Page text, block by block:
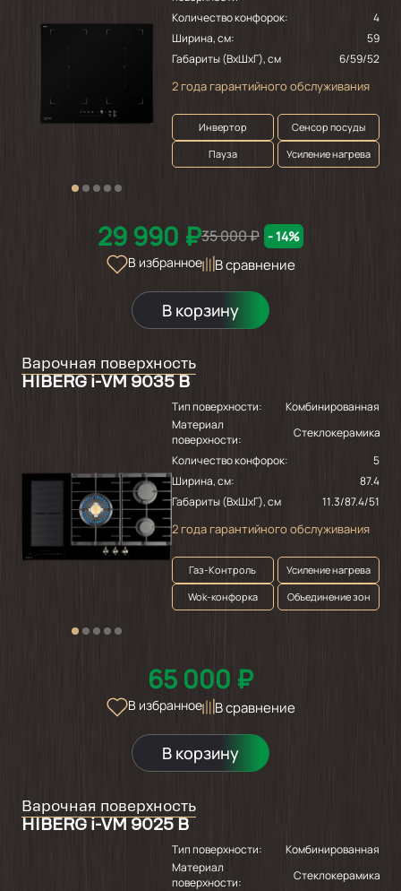
Количество конфорок:
4
Ширина, см:
59
Габариты (ВхШхГ), см
6/59/52
2 года гарантийного обслуживания
Инвертор
Сенсор посуды
Пауза
Усиление нагрева
29 990 ₽35 000 ₽ - 14%
В избранное
В сравнение
В корзину
Варочная поверхность
HIBERG i-VM 9035 B
Тип поверхности:
Комбинированная
Материал
поверхности:
Стеклокерамика
Количество конфорок:
5
Ширина, см:
87.4
Габариты (ВхШхГ), см
11.3/87.4/51
2 года гарантийного обслуживания
Газ-Контроль
Усиление нагрева
Wok-конфорка
Объединение зон
65 000 ₽
В избранное В сравнение
В корзину
Варочная поверхность
HIBERG i-VM 9025 B
Тип поверхности:
Комбинированная
Материал
поверхности:
Стеклокерамика